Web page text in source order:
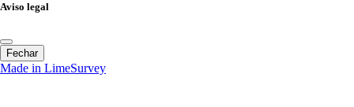
Aviso legal
Fechar
Made in LimeSurvey